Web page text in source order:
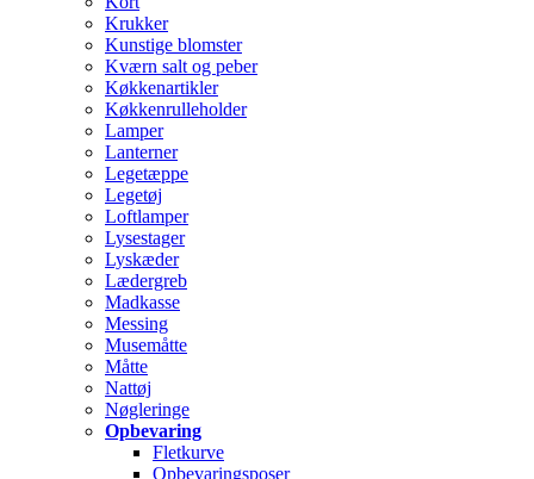
Krukker
Kunstige blomster
Kværn salt og peber
Køkkenartikler
Køkkenrulleholder
Lamper
Lanterner
Legetæppe
Legetøj
Loftlamper
Lysestager
Lyskæder
Lædergreb
Madkasse
Messing
Musemåtte
Måtte
Nattøj
Nøgleringe
Opbevaring
Fletkurve
Opbevaringsposer